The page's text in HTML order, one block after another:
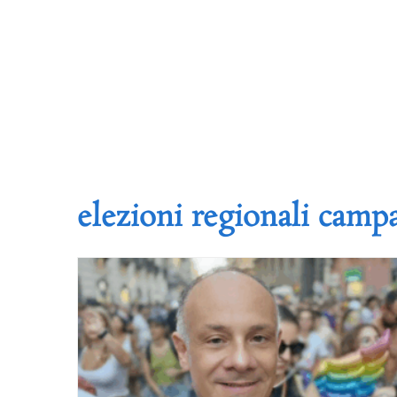
elezioni regionali